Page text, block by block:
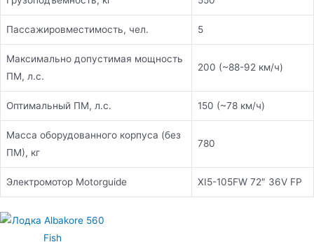
Пассажировместимость, чел. 5
Максимально допустимая мощность
ПМ, л.с.
200 (~88-92 км/ч)
Оптимальный ПМ, л.с. 150 (~78 км/ч)
Масса оборудованного корпуса (без
ПМ), кг
780
Электромотор Motorguide XI5-105FW 72″ 36V FP